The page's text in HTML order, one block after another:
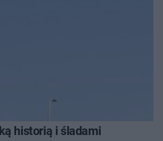
historią i śladami